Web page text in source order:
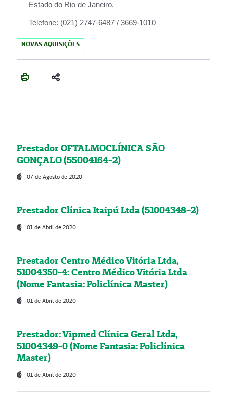
Estado do Rio de Janeiro.
Telefone: (021) 2747-6487 / 3669-1010
NOVAS AQUISIÇÕES
Prestador OFTALMOCLÍNICA SÃO
GONÇALO (55004164-2)
07 de Agosto de 2020
Prestador Clínica Itaipú Ltda (51004348-2)
01 de Abril de 2020
Prestador Centro Médico Vitória Ltda,
51004350-4: Centro Médico Vitória Ltda
(Nome Fantasia: Policlínica Master)
01 de Abril de 2020
Prestador: Vipmed Clínica Geral Ltda,
51004349-0 (Nome Fantasia: Policlínica
Master)
01 de Abril de 2020